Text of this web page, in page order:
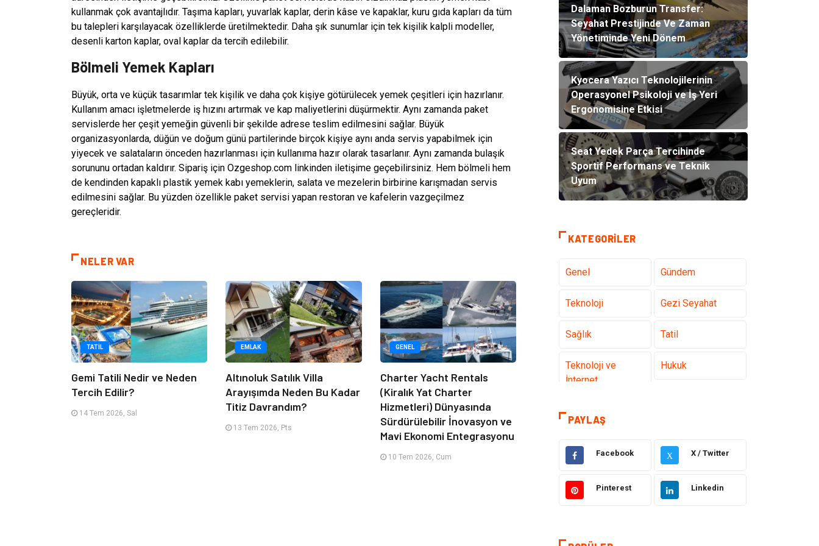
kullanmak çok avantajlıdır. Taşıma kapları, yuvarlak kaplar, derin kâse ve kapaklar, kuru gıda kapları da tüm
bu talepleri karşılayacak özelliklerde üretilmektedir. Daha şık sunumlar için tek kişilik kalpli modeller,
desenli karton kaplar, oval kaplar da tercih edilebilir.
Bölmeli Yemek Kapları
Büyük, orta ve küçük tasarımlar tek kişilik ve daha çok kişiye götürülecek yemek çeşitleri için hazırlanır.
Kullanım amacı işletmelerde iş hızını artırmak ve kap maliyetlerini düşürmektir. Aynı zamanda paket
servislerde her çeşit yemeğin güvenli bir şekilde adrese teslim edilmesini sağlar. Büyük
organizasyonlarda, düğün ve doğum günü partilerinde birçok kişiye aynı anda servis yapabilmek için
yiyecek ve salataların önceden hazırlanması için kullanıma hazır olarak tasarlanır. Aynı zamanda bulaşık
sorununu ortadan kaldırır. Sipariş için Ozgeshop.com linkinden iletişime geçebilirsiniz. Hem bölmeli hem
de kendinden kapaklı plastik yemek kabı yemeklerin, salata ve mezelerin birbirine karışmadan servis
edilmesini sağlar. Bu yüzden özellikle paket servisi yapan restoran ve kafelerin vazgeçilmez
gereçleridir.
NELER VAR
TATIL
Gemi Tatili Nedir ve Neden
Tercih Edilir?
14 Tem 2026, Sal
EMLAK
Altınoluk Satılık Villa
Arayışımda Neden Bu Kadar
Titiz Davrandım?
13 Tem 2026, Pts
GENEL
Charter Yacht Rentals
(Kiralık Yat Charter
Hizmetleri) Dünyasında
Sürdürülebilir İnovasyon ve
Mavi Ekonomi Entegrasyonu
10 Tem 2026, Cum
Dalaman Bozburun Transfer:
Seyahat Prestijinde Ve Zaman
Yönetiminde Yeni Dönem
Kyocera Yazıcı Teknolojilerinin
Operasyonel Psikoloji ve İş Yeri
Ergonomisine Etkisi
Seat Yedek Parça Tercihinde
Sportif Performans ve Teknik
Uyum
KATEGORILER
Genel Gündem
Teknoloji Gezi Seyahat
Sağlık Tatil
Teknoloji ve
İnternet
Hukuk
Elektrik ve
Elektronik
Eğitim & Kariyer Makine
Otomotiv Organizasyon
PAYLAŞ
Facebook X X / Twitter
Pinterest Linkedin